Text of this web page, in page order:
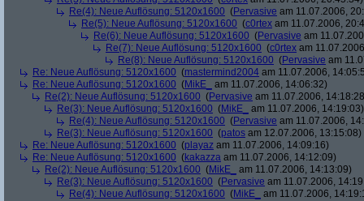
Re(4): Neue Auflösung: 5120x1600 (Pervasive am 11.07.2006,
Re(5): Neue Auflösung: 5120x1600 (c0rtex am 11.07.2006,
Re(6): Neue Auflösung: 5120x1600 (Pervasive am
Re(7): Neue Auflösung: 5120x1600 (c0rtex am
Re(8): Neue Auflösung: 5120x1600 (Pervasive am
Re: Neue Auflösung: 5120x1600 (mastermind2004 am 11.07.2006,
Re: Neue Auflösung: 5120x1600 (MikE_
am 11.07.2006, 14:06:32)
Re(2): Neue Auflösung: 5120x1600 (Pervasive am 11.07.2006,
Re(3): Neue Auflösung: 5120x1600 (MikE_
am 11.07.2006, 14:19:03)
Re(4): Neue Auflösung: 5120x1600 (Pervasive am 11.07.2006,
Re(3): Neue Auflösung: 5120x1600 (patos am 12.07.2006, 13:15:08)
Re: Neue Auflösung: 5120x1600 (playaz am 11.07.2006, 14:09:16)
Re: Neue Auflösung: 5120x1600 (kakazza am 11.07.2006, 14:12:09)
Re(2): Neue Auflösung: 5120x1600 (MikE_
am 11.07.2006, 14:13:09)
Re(3): Neue Auflösung: 5120x1600 (Pervasive am 11.07.2006,
Re(4): Neue Auflösung: 5120x1600 (MikE_
am 11.07.2006,